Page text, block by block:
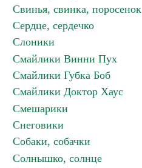
Свинья, свинка, поросенок
Сердце, сердечко
Слоники
Смайлики Винни Пух
Смайлики Губка Боб
Смайлики Доктор Хаус
Смешарики
Снеговики
Собаки, собачки
Солнышко, солнце